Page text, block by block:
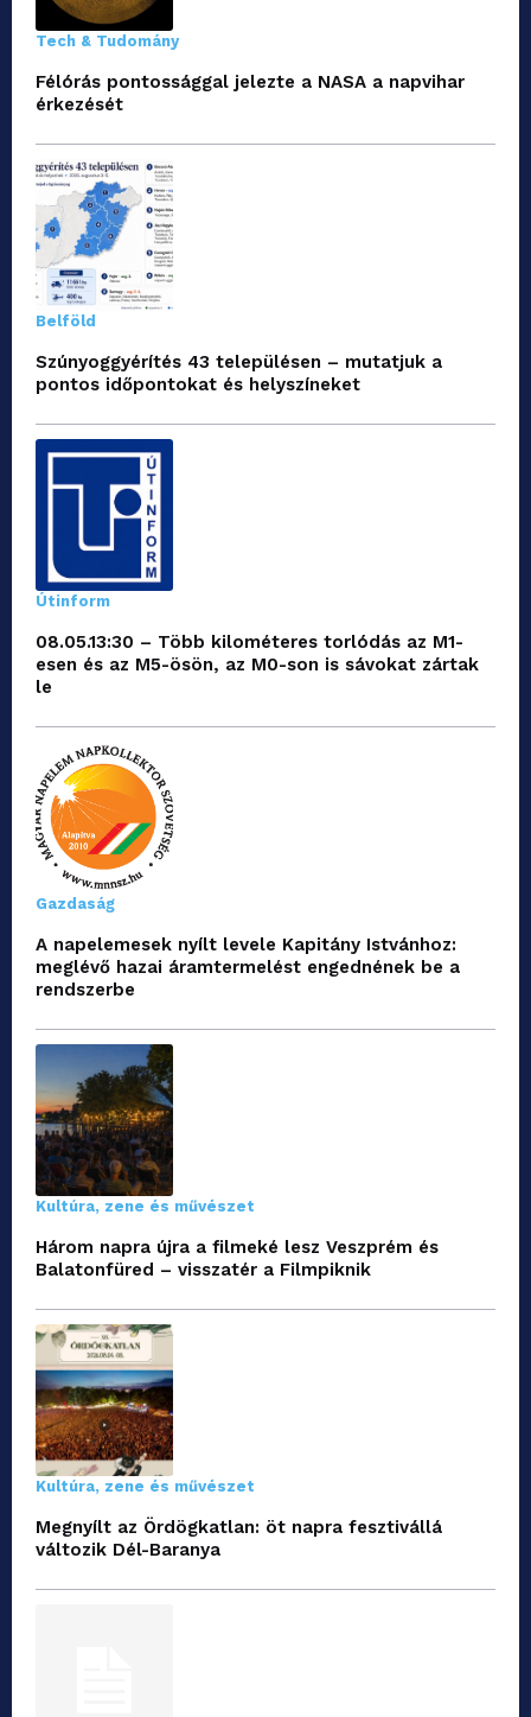
Tech & Tudomány
Félórás pontossággal jelezte a NASA a napvihar
érkezését
Belföld
Szúnyoggyérítés 43 településen – mutatjuk a
pontos időpontokat és helyszíneket
Útinform
08.05.13:30 – Több kilométeres torlódás az M1-
esen és az M5-ösön, az M0-son is sávokat zártak
le
Gazdaság
A napelemesek nyílt levele Kapitány Istvánhoz:
meglévő hazai áramtermelést engednének be a
rendszerbe
Kultúra, zene és művészet
Három napra újra a filmeké lesz Veszprém és
Balatonfüred – visszatér a Filmpiknik
Kultúra, zene és művészet
Megnyílt az Ördögkatlan: öt napra fesztivállá
változik Dél-Baranya